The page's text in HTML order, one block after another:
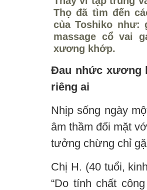
Thọ đã tìm đến
của Toshiko như:
massage cổ vai
xương khớp.
Đau nhức xương
riêng ai
Nhịp sống ngày
âm thầm đối mặt
tưởng chừng chỉ
Chị H. (40 tuổi,
“Do tính chất